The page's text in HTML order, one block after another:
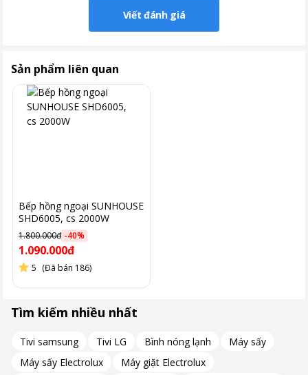
Viết đánh giá
Sản phẩm liên quan
Bếp hồng ngoại SUNHOUSE
SHD6005, cs 2000W
1.800.000đ -40%
1.090.000đ
5 (Đã bán 186)
Tìm kiếm nhiều nhất
Tivi samsung Tivi LG Bình nóng lạnh
Máy sấy
Máy sấy Electrolux
Máy giặt Electrolux